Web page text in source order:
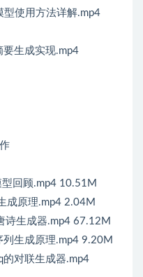
使用方法详解.mp4
生成实现.mp4
回顾.mp4 10.51M
成原理.mp4 2.04M
诗生成器.mp4 67.12M
生成原理.mp4 9.20M
对联生成器.mp4